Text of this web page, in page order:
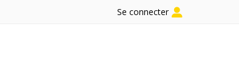
Se connecter